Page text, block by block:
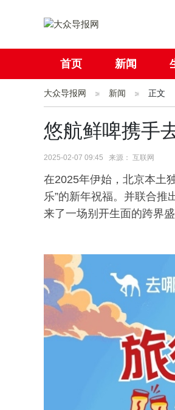
首页 新闻
社会 国际
大众导报网 新闻 正文
悠航鲜啤携手
2025-02-07 09:45 来源： 互联网
在2025年伊始，北京本土
乐”的新年祝福。并联合推
来了一场别开生面的跨界盛